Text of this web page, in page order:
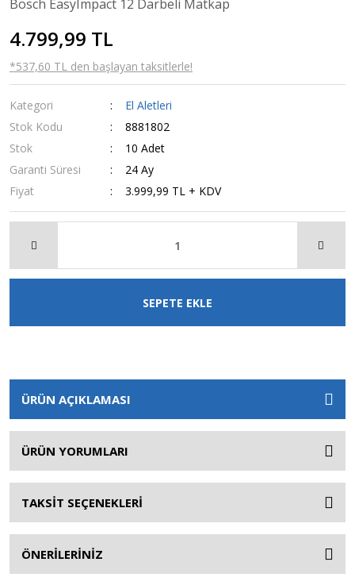
Bosch EasyImpact 12 Darbeli Matkap
4.799,99 TL
*537,60 TL den başlayan taksitlerle!
Kategori
El Aletleri
Stok Kodu
8881802
Stok
10 Adet
Garanti Süresi
24 Ay
Fiyat
3.999,99 TL + KDV
SEPETE EKLE
ÜRÜN AÇIKLAMASI
ÜRÜN YORUMLARI
TAKSİT SEÇENEKLERİ
ÖNERİLERİNİZ